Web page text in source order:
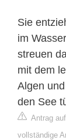
Sie
im
streuen
mit dem
Algen
den See
Antrag
vollständige